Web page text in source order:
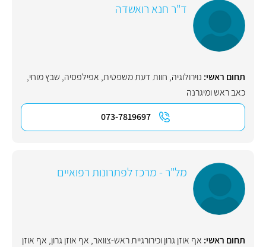
ד"ר חנא רואשדה
תחום ראשי: נוירולוגיה, חוות דעת משפטית, אפילפסיה, שבץ מוחי,
כאב ראש ומיגרנה
073-7819697
מל"ר - מרכז לפתרונות רפואיים
תחום ראשי: אף אוזן גרון וכירורגיית ראש-צוואר, אף אוזן גרון, אף אוזן